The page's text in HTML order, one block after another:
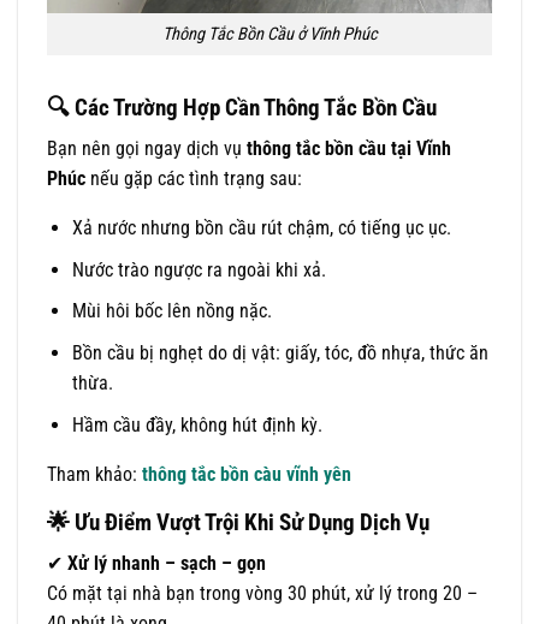
Thông Tắc Bồn Cầu ở Vĩnh Phúc
🔍Các Trường Hợp Cần Thông Tắc Bồn Cầu
Bạn nên gọi ngay dịch vụ thông tắc bồn cầu tại Vĩnh
Phúc nếu gặp các tình trạng sau:
Xả nước nhưng bồn cầu rút chậm, có tiếng ục ục.
Nước trào ngược ra ngoài khi xả.
Mùi hôi bốc lên nồng nặc.
Bồn cầu bị nghẹt do dị vật: giấy, tóc, đồ nhựa, thức ăn
thừa.
Hầm cầu đầy, không hút định kỳ.
Tham khảo: thông tắc bồn càu vĩnh yên
🌟 Ưu Điểm Vượt Trội Khi Sử Dụng Dịch Vụ
✔ Xử lý nhanh – sạch – gọn
Có mặt tại nhà bạn trong vòng 30 phút, xử lý trong 20 –